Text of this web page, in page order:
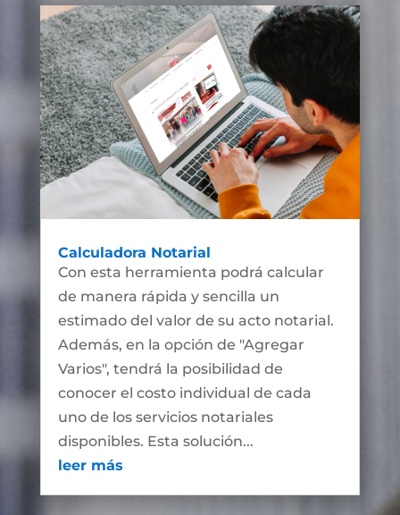
Calculadora Notarial
Con esta herramienta podrá calcular
de manera rápida y sencilla un
estimado del valor de su acto notarial.
Además, en la opción de "Agregar
Varios", tendrá la posibilidad de
conocer el costo individual de cada
uno de los servicios notariales
disponibles. Esta solución...
leer más